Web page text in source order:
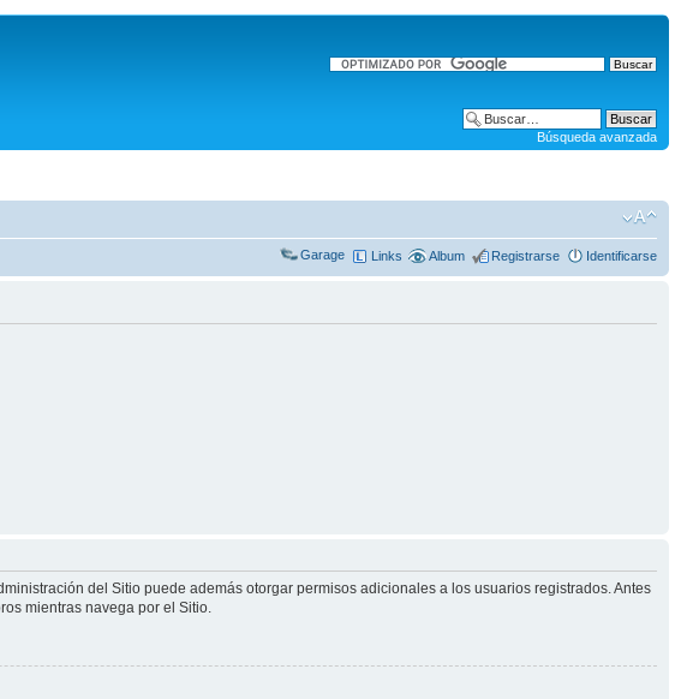
Búsqueda avanzada
Garage Links Album Registrarse Identificarse
del Sitio puede además otorgar permisos adicionales a los usuarios registrados. Antes
mientras navega por el Sitio.